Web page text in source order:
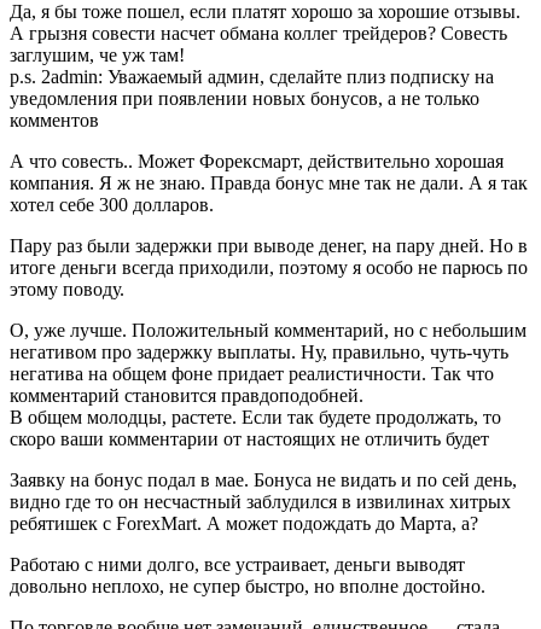
Да, я бы тоже пошел, если платят хорошо за хорошие отзывы.
А грызня совести насчет обмана коллег трейдеров? Совесть
заглушим, че уж там!
p.s. 2admin: Уважаемый админ, сделайте плиз подписку на
уведомления при появлении новых бонусов, а не только
комментов
А что совесть.. Может Форексмарт, действительно хорошая
компания. Я ж не знаю. Правда бонус мне так не дали. А я так
хотел себе 300 долларов.
Пару раз были задержки при выводе денег, на пару дней. Но в
итоге деньги всегда приходили, поэтому я особо не парюсь по
этому поводу.
О, уже лучше. Положительный комментарий, но с небольшим
негативом про задержку выплаты. Ну, правильно, чуть-чуть
негатива на общем фоне придает реалистичности. Так что
комментарий становится правдоподобней.
В общем молодцы, растете. Если так будете продолжать, то
скоро ваши комментарии от настоящих не отличить будет
Заявку на бонус подал в мае. Бонуса не видать и по сей день,
видно где то он несчастный заблудился в извилинах хитрых
ребятишек с ForexMart. А может подождать до Марта, а?
Работаю с ними долго, все устраивает, деньги выводят
довольно неплохо, не супер быстро, но вполне достойно.